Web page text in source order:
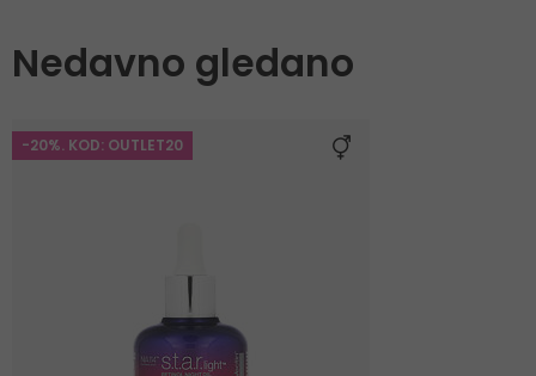
Nedavno gledano
-20%. KOD: OUTLET20